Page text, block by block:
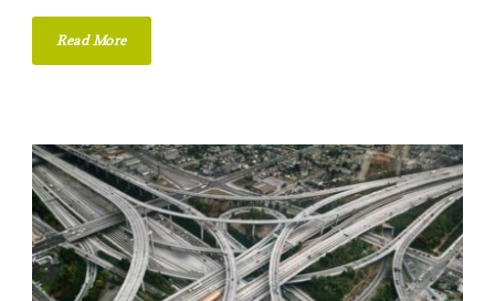
Read More